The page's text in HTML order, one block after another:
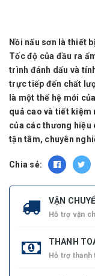
Nồi nấu sơn là thiết
Tốc độ của đầu ra
trình đánh dấu và
trực tiếp đến chất
là một thế hệ mới
quả cao và tiết kiệm
của các thương hiệu
tận tâm, chuyên
Chia sẻ:
VẬN
Hỗ trợ vận
THANH
Hỗ trợ thanh